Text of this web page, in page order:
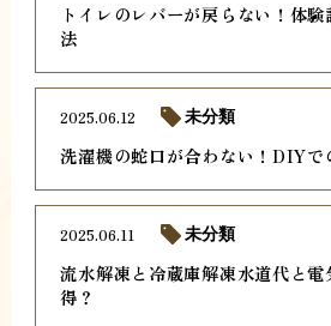
トイレのレバーが戻らない！体
法
洗濯機の蛇口が合わない！DIYで
2025.06.12 未分類
流水解凍と冷蔵庫解凍水道代と
得？
2025.06.11 未分類